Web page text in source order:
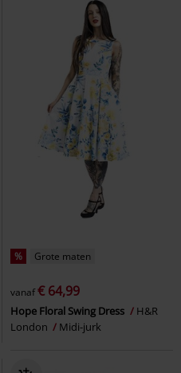
% Grote maten
vanaf€ 64,99
Hope Floral Swing Dress
H&R
London
Midi-jurk